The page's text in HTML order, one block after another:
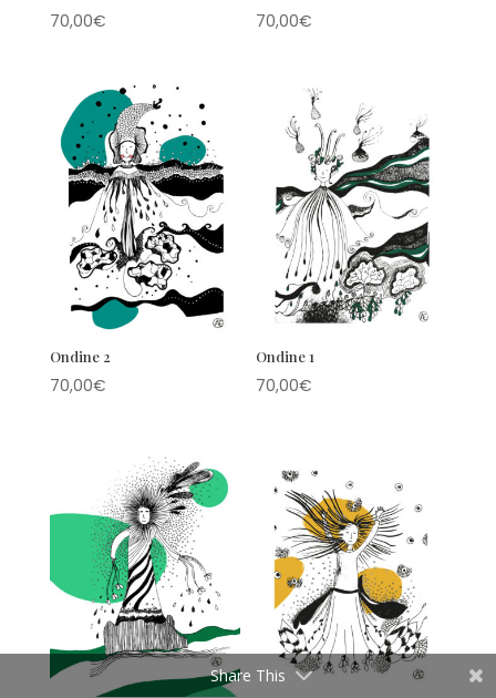
70,00€ 70,00€
Ondine 2
70,00€
Ondine 1
70,00€
Share This